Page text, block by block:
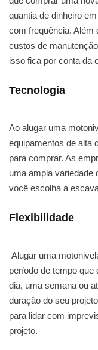
quantia de dinheiro
com frequência. Além
custos de
isso fica por conta da
Tecnologia
Ao alugar uma
equipamentos de alta
para comprar. As
uma ampla variedade
você escolha a
Flexibilidade
Alugar uma
período de tempo que
dia, uma semana ou
duração do seu
para lidar com
projeto.